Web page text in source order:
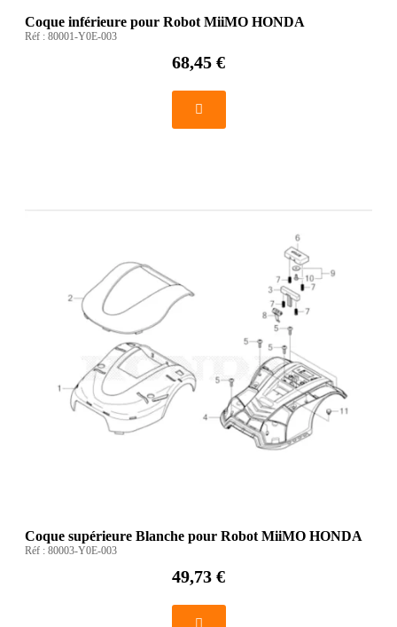
Coque inférieure pour Robot MiiMO HONDA
Réf : 80001-Y0E-003
68,45 €
Coque supérieure Blanche pour Robot MiiMO HONDA
Réf : 80003-Y0E-003
49,73 €